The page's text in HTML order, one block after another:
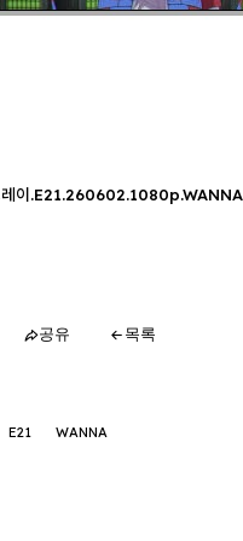
레이
공유 목록
E21 WANNA